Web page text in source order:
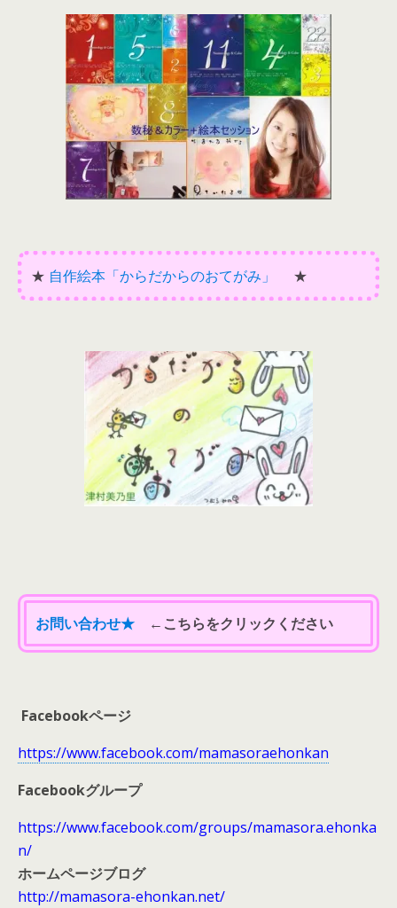
★ 自作絵本「からだからのおてがみ」 ★
お問い合わせ★ ←こちらをクリックください
Facebookページ
https://www.facebook.com/mamasoraehonkan
Facebookグループ
https://www.facebook.com/groups/mamasora.ehonka
n/
ホームページブログ
http://mamasora-ehonkan.net/